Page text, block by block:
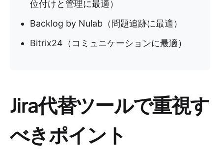
位付けと管理に最適）
Backlog by Nulab（問題追跡に最適）
Bitrix24（コミュニケーションに最適）
Jira代替ツールで重視す
べきポイント